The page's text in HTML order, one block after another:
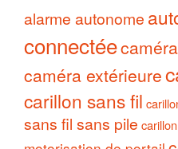
alarme autonome
connectée
caméra extérieure
carillon sans fil
sans fil sans pile